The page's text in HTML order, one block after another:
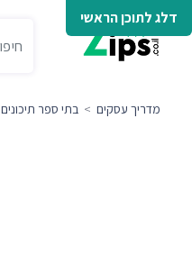
דלג לתוכן הראשי
מדריך עסקים > בתי ספר תיכונים